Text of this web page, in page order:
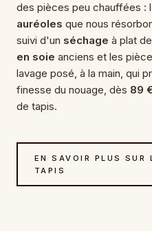
des pièces peu chauffées :
auréoles que nous
suivi d'un séchage à plat de
en soie anciens et les
lavage posé, à la main, qui
finesse du nouage, dès 89
de tapis.
EN SAVOIR PLUS SUR
TAPIS